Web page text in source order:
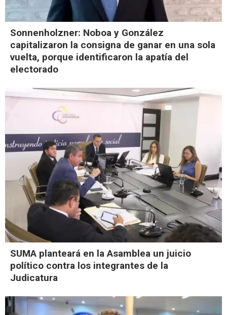
Sonnenholzner: Noboa y González
capitalizaron la consigna de ganar en una sola
vuelta, porque identificaron la apatía del
electorado
SUMA planteará en la Asamblea un juicio
político contra los integrantes de la
Judicatura